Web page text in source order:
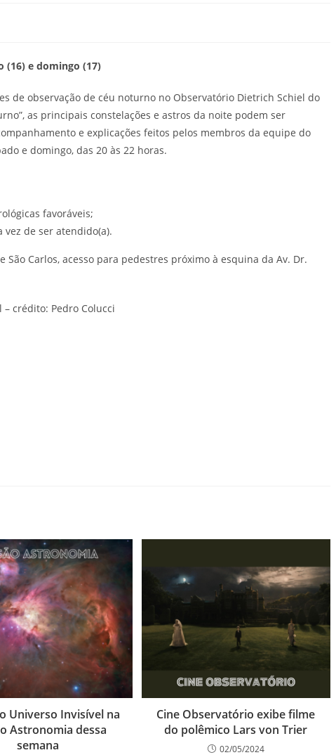
(16) e domingo (17)
de observação de céu noturno no Observatório Dietrich Schiel do
as principais constelações e astros da noite podem ser
e explicações feitos pelos membros da equipe do
e domingo, das 20 às 22 horas.
favoráveis;
vez de ser atendido(a).
São Carlos, acesso para pedestres próximo à esquina da Av. Dr.
crédito: Pedro Colucci
Universo Invisível na
Astronomia dessa
semana
Cine Observatório exibe filme
do polêmico Lars von Trier
02/05/2024